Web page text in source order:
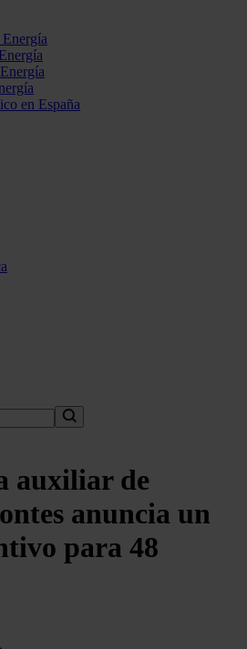
en España
auxiliar de
anuncia un
para 48